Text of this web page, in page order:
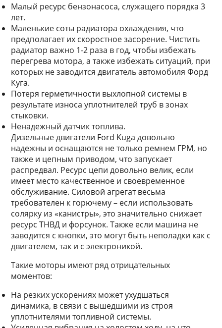
Малый ресурс бензонасоса, служащего порядка 3
лет.
Маленькие соты радиатора охлаждения, что
предполагает их скоростное засорение. Чистить
радиатор важно 1-2 раза в год, чтобы избежать
перегрева мотора, а также избежать ситуаций, при
которых не заводится двигатель автомобиля Форд
Куга.
Потеря герметичности выхлопной системы в
результате износа уплотнителей труб в зонах
стыковки.
Ненадежный датчик топлива.
Дизельные двигатели Ford Kuga довольно
надежны и оснащаются не только ремнем ГРМ, но
также и цепным приводом, что запускает
распредвал. Ресурс цепи довольно велик, если
имеет место качественное и своевременное
обслуживание. Силовой агрегат весьма
требователен к горючему – если использовать
солярку из «канистры», это значительно снижает
ресурс ТНВД и форсунок. Также если машина не
заводится с кнопки, это могут быть неполадки как с
двигателем, так и с электроникой.
Такие моторы имеют ряд отрицательных
моментов:
На резких ускорениях может ухудшаться
динамика, в связи с вышедшими из строя
уплотнителями топливной системы.